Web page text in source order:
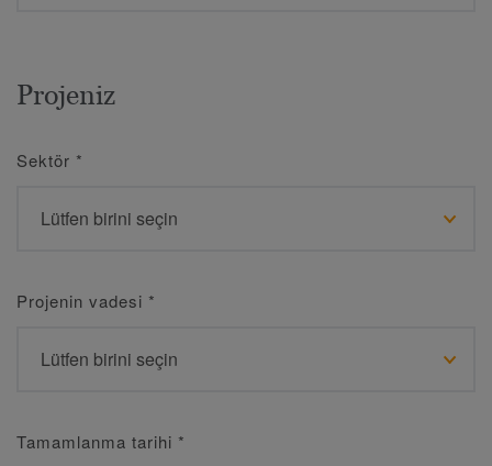
Projeniz
Sektör *
Projenin vadesi *
Tamamlanma tarihi *